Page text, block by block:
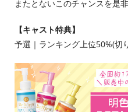
またとないこのチャンスを是
【キャスト特典】
予選｜ランキング上位50%(切